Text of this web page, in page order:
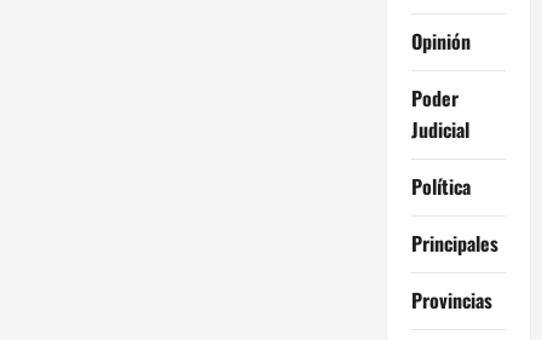
Opinión
Poder
Judicial
Política
Principales
Provincias